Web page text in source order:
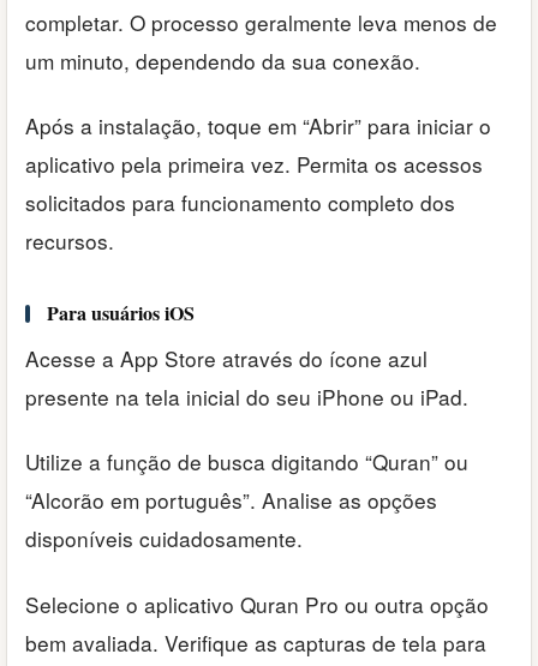
completar. O processo geralmente leva menos de
um minuto, dependendo da sua conexão.
Após a instalação, toque em “Abrir” para iniciar o
aplicativo pela primeira vez. Permita os acessos
solicitados para funcionamento completo dos
recursos.
Para usuários iOS
Acesse a App Store através do ícone azul
presente na tela inicial do seu iPhone ou iPad.
Utilize a função de busca digitando “Quran” ou
“Alcorão em português”. Analise as opções
disponíveis cuidadosamente.
Selecione o aplicativo Quran Pro ou outra opção
bem avaliada. Verifique as capturas de tela para